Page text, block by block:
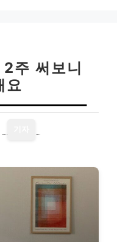
주 써보니
요